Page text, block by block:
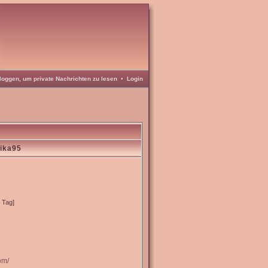
um private Nachrichten zu lesen • Login
Tag]